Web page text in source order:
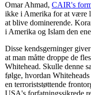
Omar Ahmad, CAIR's
ikke i Amerika for at være
at blive dominerende.
i Amerika og Islam den
Disse kendsgerninger
at man måtte droppe de
Whitehead. Skulle denne
følge, hvordan
en terroriststøttende
USA's forfatningssikrede